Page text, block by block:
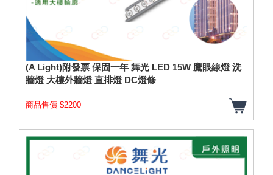
(A Light)附發票 保固一年 舞光 LED 15W 鷹眼線燈 洗
牆燈 大樓外牆燈 直排燈 DC燈條
商品售價 $2200